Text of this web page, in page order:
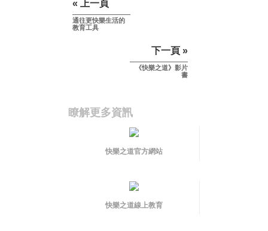
« 上一頁
通往更快樂生活的
教育工具
下一頁 »
《快樂之道》影片
書
瞭解更多資訊
快樂之道官方網站
快樂之道線上教育